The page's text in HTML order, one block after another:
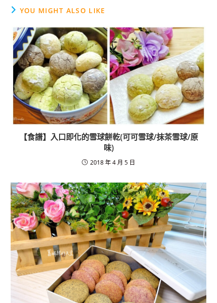
e
b
o
o
k
YOU MIGHT ALSO LIKE
【食譜】入口即化的雪球餅乾(可可雪球/抹茶雪球/原
味)
2018 年 4 月 5 日